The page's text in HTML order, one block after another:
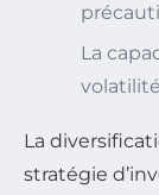
La
La
stratégie